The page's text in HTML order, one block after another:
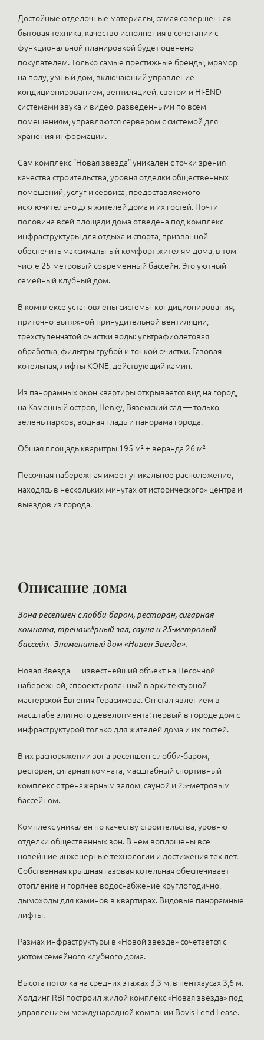
Достойные отделочные материалы, самая совершенная
бытовая техника, качество исполнения в сочетании с
функциональной планировкой будет оценено
покупателем. Только самые престижные бренды, мрамор
на полу, умный дом, включающий управление
кондиционированием, вентиляцией, светом и HI-END
системами звука и видео, разведенными по всем
помещениям, управляются сервером с системой для
хранения информации.
Сам комплекс "Новая звезда" уникален с точки зрения
качества строительства, уровня отделки общественных
помещений, услуг и сервиса, предоставляемого
исключительно для жителей дома и их гостей. Почти
половина всей площади дома отведена под комплекс
инфраструктуры для отдыха и спорта, призванной
обеспечить максимальный комфорт жителям дома, в том
числе 25-метровый современный бассейн. Это уютный
семейный клубный дом.
В комплексе установлены системы кондиционирования,
приточно-вытяжной принудительной вентиляции,
трехступенчатой очистки воды: ультрафиолетовая
обработка, фильтры грубой и тонкой очистки. Газовая
котельная, лифты KONE, действующий камин.
Из панорамных окон квартиры открывается вид на город,
на Каменный остров, Невку, Вяземский сад — только
зелень парков, водная гладь и панорама города.
Общая площадь кваритры 195 м² + веранда 26 м²
Песочная набережная имеет уникальное расположение,
находясь в нескольких минутах от исторического» центра и
выездов из города.
Описание дома
Зона ресепшен с лобби-баром, ресторан, сигарная
комната, тренажёрный зал, сауна и 25-метровый
бассейн. Знаменитый дом «Новая Звезда».
Новая Звезда — известнейший объект на Песочной
набережной, спроектированный в архитектурной
мастерской Евгения Герасимова. Он стал явлением в
масштабе элитного девелопмента: первый в городе дом с
инфраструктурой только для жителей дома и их гостей.
В их распоряжении зона ресепшен с лобби-баром,
ресторан, сигарная комната, масштабный спортивный
комплекс c тренажерным залом, сауной и 25-метровым
бассейном.
Комплекс уникален по качеству строительства, уровню
отделки общественных зон. В нем воплощены все
новейшие инженерные технологии и достижения тех лет.
Собственная крышная газовая котельная обеспечивает
отопление и горячее водоснабжение круглогодично,
дымоходы для каминов в квартирах. Видовые панорамные
лифты.
Размах инфраструктуры в «Новой звезде» сочетается с
уютом семейного клубного дома.
Высота потолка на средних этажах 3,3 м, в пентхаусах 3,6 м.
Холдинг RBI построил жилой комплекс «Новая звезда» под
управлением международной компании Bovis Lend Lease.